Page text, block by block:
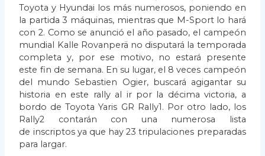
Toyota y Hyundai los más numerosos, poniendo en
la partida 3 máquinas, mientras que M-Sport lo hará
con 2. Como se anunció el año pasado, el campeón
mundial Kalle Rovanperä no disputará la temporada
completa y, por ese motivo, no estará presente
este fin de semana. En su lugar, el 8 veces campeón
del mundoSebastien Ogier, buscará agigantar su
historia en este rally al ir por la décima victoria, a
bordo de Toyota Yaris GR Rally1. Por otro lado, los
Rally2 contarán con una numerosa lista
de inscriptos ya que hay 23 tripulaciones preparadas
para largar.